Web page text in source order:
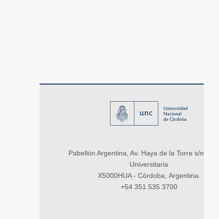
Pabellón Argentina, Av. Haya de la Torre s/n,
Universitaria
X5000HUA - Córdoba, Argentina.
+54 351 535 3700